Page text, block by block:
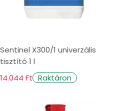
Sentinel X300/1 univerzális
tisztító 1 l
14.044 Ft Raktáron